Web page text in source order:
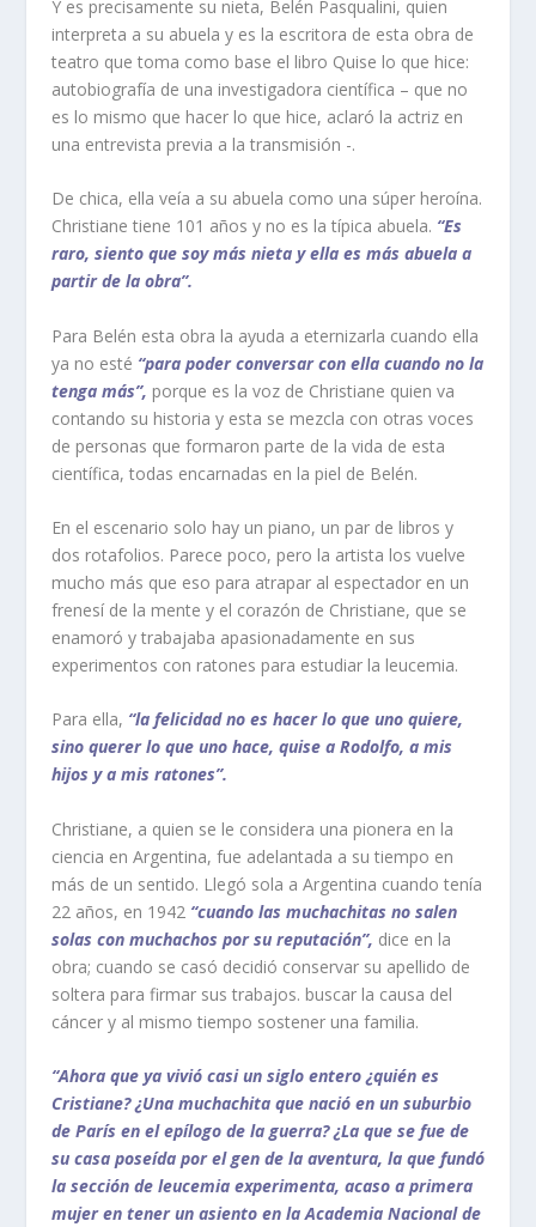
Y es precisamente su nieta, Belén Pasqualini, quien
interpreta a su abuela y es la escritora de esta obra de
teatro que toma como base el libro Quise lo que hice:
autobiografía de una investigadora científica – que no
es lo mismo que hacer lo que hice, aclaró la actriz en
una entrevista previa a la transmisión -.
De chica, ella veía a su abuela como una súper heroína.
Christiane tiene 101 años y no es la típica abuela. “Es
raro, siento que soy más nieta y ella es más abuela a
partir de la obra”.
Para Belén esta obra la ayuda a eternizarla cuando ella
ya no esté “para poder conversar con ella cuando no la
tenga más”, porque es la voz de Christiane quien va
contando su historia y esta se mezcla con otras voces
de personas que formaron parte de la vida de esta
científica, todas encarnadas en la piel de Belén.
En el escenario solo hay un piano, un par de libros y
dos rotafolios. Parece poco, pero la artista los vuelve
mucho más que eso para atrapar al espectador en un
frenesí de la mente y el corazón de Christiane, que se
enamoró y trabajaba apasionadamente en sus
experimentos con ratones para estudiar la leucemia.
Para ella, “la felicidad no es hacer lo que uno quiere,
sino querer lo que uno hace, quise a Rodolfo, a mis
hijos y a mis ratones”.
Christiane, a quien se le considera una pionera en la
ciencia en Argentina, fue adelantada a su tiempo en
más de un sentido. Llegó sola a Argentina cuando tenía
22 años, en 1942 “cuando las muchachitas no salen
solas con muchachos por su reputación”, dice en la
obra; cuando se casó decidió conservar su apellido de
soltera para firmar sus trabajos. buscar la causa del
cáncer y al mismo tiempo sostener una familia.
“Ahora que ya vivió casi un siglo entero ¿quién es
Cristiane? ¿Una muchachita que nació en un suburbio
de París en el epílogo de la guerra? ¿La que se fue de
su casa poseída por el gen de la aventura, la que fundó
la sección de leucemia experimenta, acaso a primera
mujer en tener un asiento en la Academia Nacional de